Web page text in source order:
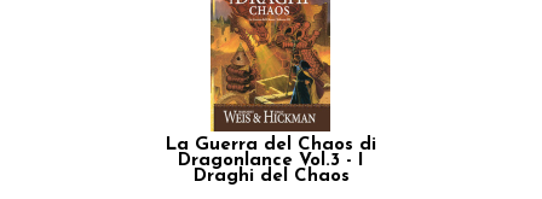
La Guerra del Chaos di
Dragonlance Vol.3 - I
Draghi del Chaos